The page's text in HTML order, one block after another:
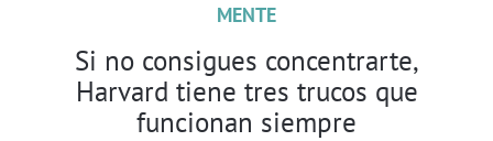
MENTE
Si no consigues concentrarte,
Harvard tiene tres trucos que
funcionan siempre